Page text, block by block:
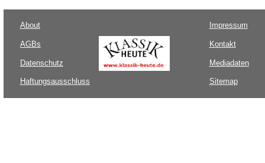
About
AGBs
Datenschutz
Haftungsausschluss
Impressum
Kontakt
Mediadaten
Sitemap